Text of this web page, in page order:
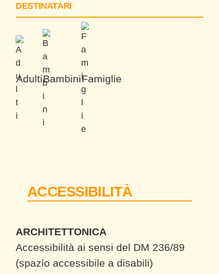
DESTINATARI
AdultiBambiniFamiglie
ACCESSIBILITÀ
ARCHITETTONICA
Accessibilità ai sensi del DM 236/89
(spazio accessibile a disabili)